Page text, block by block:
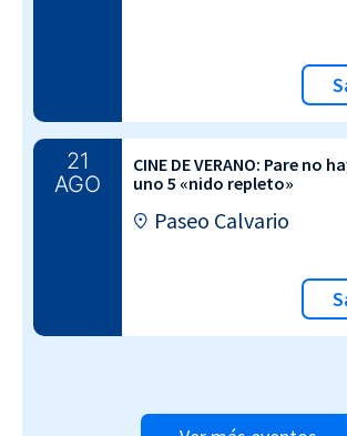
21
AGO
CINE DE VERANO: Pare no
uno 5 «nido repleto»
Paseo Calvario